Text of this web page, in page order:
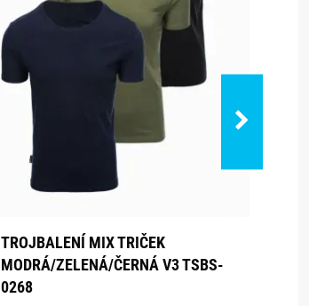
TROJBALENÍ MIX TRIČEK
MODRÁ/ZELENÁ/ČERNÁ V3 TSBS-
0268